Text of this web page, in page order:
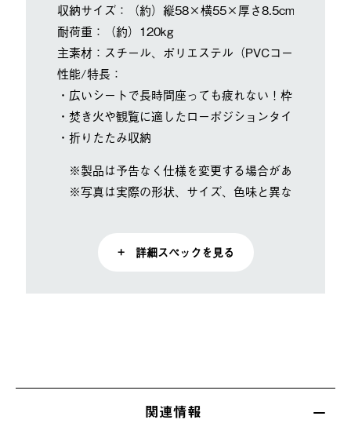
収納サイズ：（約）縦58×横55×厚さ8.5cm
耐荷重：（約）120kg
主素材：スチール、ポリエステル（PVCコーティング）
性能/特長：
・広いシートで長時間座っても疲れない！枠フレーム
・焚き火や観覧に適したローポジションタイプ
・折りたたみ収納
※製品は予告なく仕様を変更する場合があります。
※写真は実際の形状、サイズ、色味と異なる場合が
+ 詳細スペックを見る
関連情報